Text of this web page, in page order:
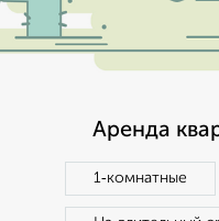
Аренда
1‑комнатные